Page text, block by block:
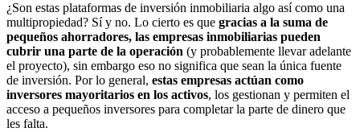
¿Son estas plataformas de inversión inmobiliaria algo así como una
multipropiedad? Sí y no. Lo cierto es que gracias a la suma de
pequeños ahorradores, las empresas inmobiliarias pueden
cubrir una parte de la operación (y probablemente llevar adelante
el proyecto), sin embargo eso no significa que sean la única fuente
de inversión. Por lo general, estas empresas actúan como
inversores mayoritarios en los activos, los gestionan y permiten el
acceso a pequeños inversores para completar la parte de dinero que
les falta.